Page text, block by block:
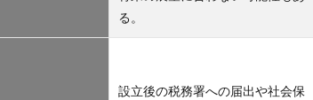
る。
設立後の税務署への届出や社会保